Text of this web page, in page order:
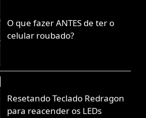
O que fazer ANTES de ter o
celular roubado?
Resetando Teclado Redragon
para reacender os LEDs